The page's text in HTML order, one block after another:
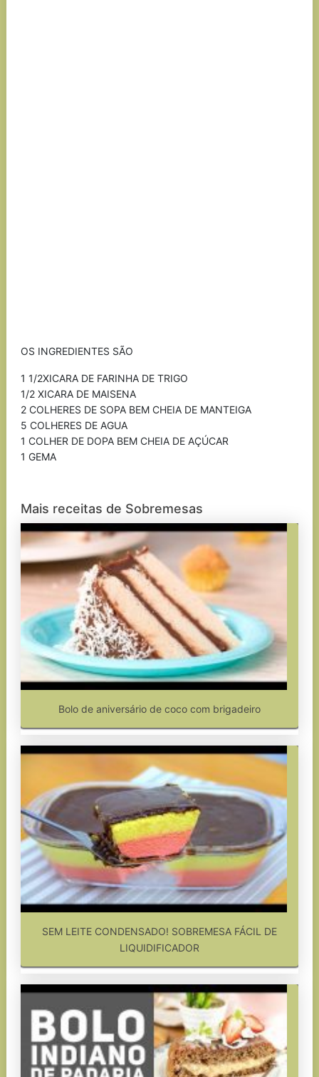
OS INGREDIENTES SÃO
1 1/2XICARA DE FARINHA DE TRIGO
1/2 XICARA DE MAISENA
2 COLHERES DE SOPA BEM CHEIA DE MANTEIGA
5 COLHERES DE AGUA
1 COLHER DE DOPA BEM CHEIA DE AÇÚCAR
1 GEMA
Mais receitas de Sobremesas
Bolo de aniversário de coco com brigadeiro
SEM LEITE CONDENSADO! SOBREMESA FÁCIL DE
LIQUIDIFICADOR